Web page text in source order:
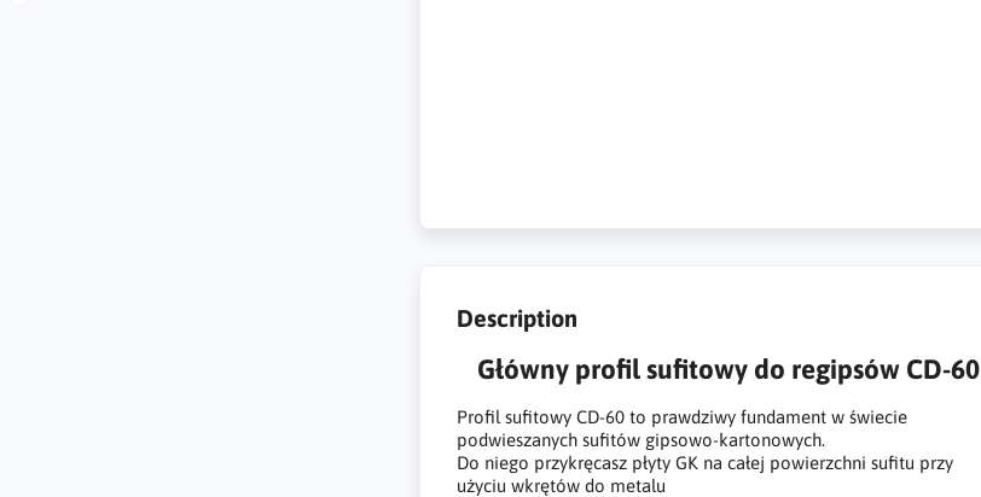
Description
Główny profil sufitowy do regipsów CD-60
Profil sufitowy CD-60 to prawdziwy fundament w świecie
podwieszanych sufitów gipsowo-kartonowych.
Do niego przykręcasz płyty GK na całej powierzchni sufitu przy
użyciu wkrętów do metalu